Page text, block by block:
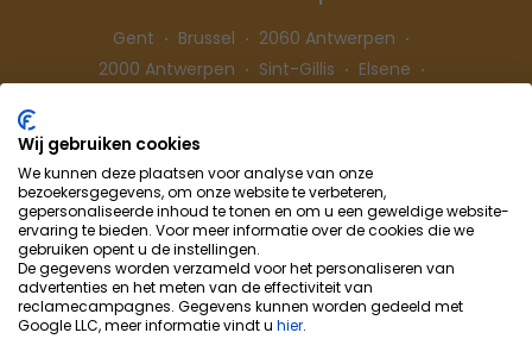
Gent Brussel
2060 Antwerpen
2000 Antwerpen
Sint-Gillis
Elsene
Volg ons
Wij gebruiken cookies
We kunnen deze plaatsen voor analyse van onze
bezoekersgegevens, om onze website te verbeteren,
gepersonaliseerde inhoud te tonen en om u een geweldige website-
ervaring te bieden. Voor meer informatie over de cookies die we
gebruiken opent u de instellingen.
De gegevens worden verzameld voor het personaliseren van
advertenties en het meten van de effectiviteit van
reclamecampagnes. Gegevens kunnen worden gedeeld met
Google LLC, meer informatie vindt u hier.